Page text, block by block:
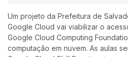
Um projeto da Prefeitura de
Google Cloud vai viabilizar o
Google Cloud Computing
computação em nuvem. As aulas